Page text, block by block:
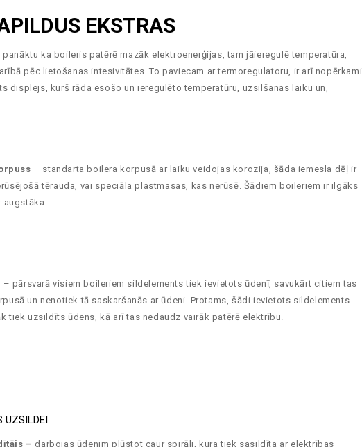
EKSTRAS
panāktu ka boileris patērē mazāk elektroenerģijas, tam jāieregulē temperatūra,
pēc lietošanas intesivitātes. To paviecam ar termoregulatoru, ir arī nopērkami
displejs, kurš rāda esošo un ieregulēto temperatūru, uzsilšanas laiku un,
– standarta boilera korpusā ar laiku veidojas korozija, šāda iemesla dēļ ir
tērauda, vai speciāla plastmasas, kas nerūsē. Šādiem boileriem ir ilgāks
augstāka.
– pārsvarā visiem boileriem sildelements tiek ievietots ūdenī, savukārt citiem tas
un nenotiek tā saskaršanās ar ūdeni. Protams, šādi ievietots sildelements
tiek uzsildīts ūdens, kā arī tas nedaudz vairāk patērē elektrību.
UZSILDEI.
– darbojas ūdenim plūstot caur spirāli, kura tiek sasildīta ar elektrības